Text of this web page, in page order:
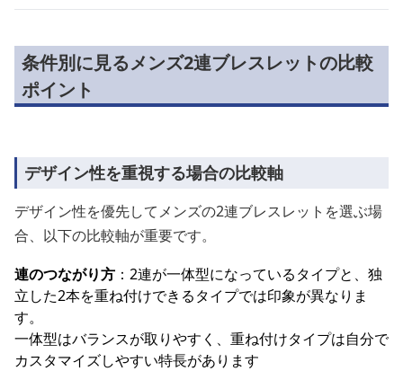
条件別に見るメンズ2連ブレスレットの比較
ポイント
デザイン性を重視する場合の比較軸
デザイン性を優先してメンズの2連ブレスレットを選ぶ場
合、以下の比較軸が重要です。
連のつながり方 ：2連が一体型になっているタイプと、独
立した2本を重ね付けできるタイプでは印象が異なりま
す。
一体型はバランスが取りやすく、重ね付けタイプは自分で
カスタマイズしやすい特長があります